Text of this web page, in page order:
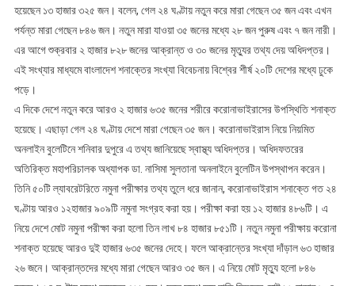
হয়েছেন ১৩ হাজার ৩২৫ জন। বলেন, গেল ২৪ ঘণ্টায় নতুন করে মারা গেছেন ৩৫ জন এবং এখন
পর্যন্ত মারা গেছেন ৮৪৬ জন। নতুন মারা যাওয়া ৩৫ জনের মধ্যে ২৮ জন পুরুষ এবং ৭ জন নারী।
এর আগে শুক্রবার ২ হাজার ৮২৮ জনের আক্রান্ত ও ৩০ জনের মৃত্যুর তথ্য দেয় অধিদপ্তর।
এই সংখ্যার মাধ্যমে বাংলাদেশ শনাক্তের সংখ্যা বিবেচনায় বিশ্বের শীর্ষ ২০টি দেশের মধ্যে ঢুকে
পড়ে।
এ দিকে দেশে নতুন করে আরও ২ হাজার ৬৩৫ জনের শরীরে করোনাভাইরাসের উপস্থিতি শনাক্ত
হয়েছে। এছাড়া গেল ২৪ ঘণ্টায় দেশে মারা গেছেন ৩৫ জন। করোনাভাইরাস নিয়ে নিয়মিত
অনলাইন বুলেটিনে শনিবার দুপুরে এ তথ্য জানিয়েছে স্বাস্থ্য অধিদপ্তর। অধিদফতরের
অতিরিক্ত মহাপরিচালক অধ্যাপক ডা. নাসিমা সুলতানা অনলাইনে বুলেটিন উপস্থাপন করেন।
তিনি ৫০টি ল্যাবরেটরিতে নমুনা পরীক্ষার তথ্য তুলে ধরে জানান, করোনাভাইরাস শনাক্তে গত ২৪
ঘণ্টায় আরও ১২হাজার ৯০৯টি নমুনা সংগ্রহ করা হয়। পরীক্ষা করা হয় ১২ হাজার ৪৮৬টি। এ
নিয়ে দেশে মোট নমুনা পরীক্ষা করা হলো তিন লাখ ৮৪ হাজার ৮৫১টি। নতুন নমুনা পরীক্ষায় করোনা
শনাক্ত হয়েছে আরও দুই হাজার ৬৩৫ জনের দেহে। ফলে আক্রান্তের সংখ্যা দাঁড়াল ৬৩ হাজার
২৬ জনে। আক্রান্তদের মধ্যে মারা গেছেন আরও ৩৫ জন। এ নিয়ে মোট মৃত্যু হলো ৮৪৬